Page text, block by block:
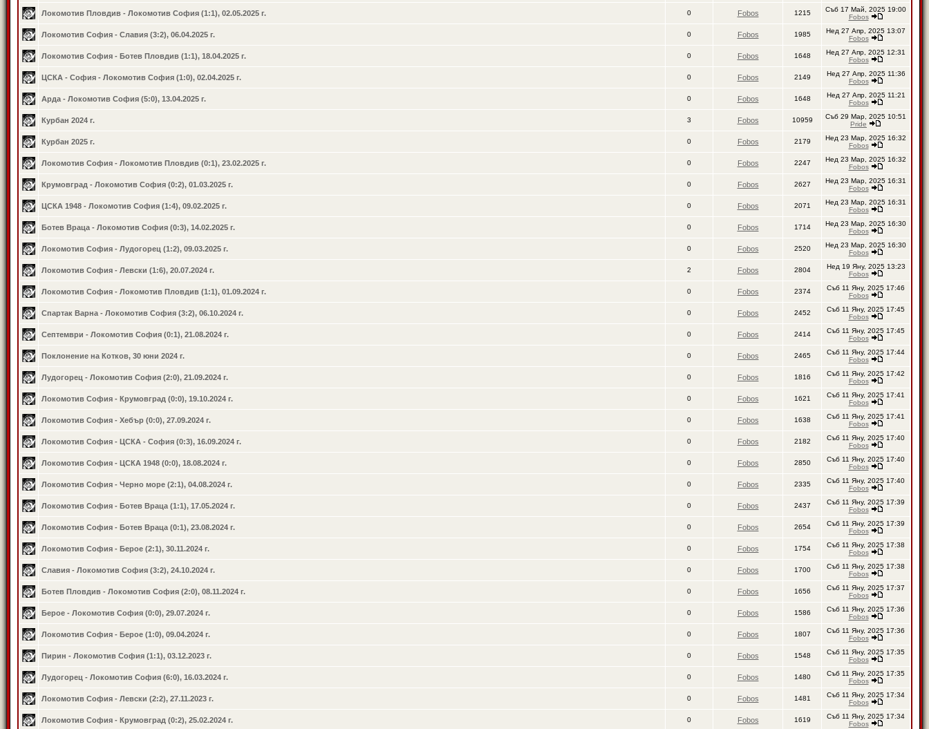
Локомотив Пловдив - Локомотив София (1:1), 02.05.2025 г. 0 Fobos 1215
Съб 17 Май, 2025 19:00
Fobos
Локомотив София - Славия (3:2), 06.04.2025 г. 0 Fobos 1985
Нед 27 Апр, 2025 13:07
Fobos
Локомотив София - Ботев Пловдив (1:1), 18.04.2025 г. 0 Fobos 1648
Нед 27 Апр, 2025 12:31
Fobos
ЦСКА - София - Локомотив София (1:0), 02.04.2025 г. 0 Fobos 2149
Нед 27 Апр, 2025 11:36
Fobos
Арда - Локомотив София (5:0), 13.04.2025 г. 0 Fobos 1648
Нед 27 Апр, 2025 11:21
Fobos
Курбан 2024 г. 3 Fobos 10959
Съб 29 Мар, 2025 10:51
Pride
Курбан 2025 г. 0 Fobos 2179
Нед 23 Мар, 2025 16:32
Fobos
Локомотив София - Локомотив Пловдив (0:1), 23.02.2025 г. 0 Fobos 2247
Нед 23 Мар, 2025 16:32
Fobos
Крумовград - Локомотив София (0:2), 01.03.2025 г. 0 Fobos 2627
Нед 23 Мар, 2025 16:31
Fobos
ЦСКА 1948 - Локомотив София (1:4), 09.02.2025 г. 0 Fobos 2071
Нед 23 Мар, 2025 16:31
Fobos
Ботев Враца - Локомотив София (0:3), 14.02.2025 г. 0 Fobos 1714
Нед 23 Мар, 2025 16:30
Fobos
Локомотив София - Лудогорец (1:2), 09.03.2025 г. 0 Fobos 2520
Нед 23 Мар, 2025 16:30
Fobos
Локомотив София - Левски (1:6), 20.07.2024 г. 2 Fobos 2804
Нед 19 Яну, 2025 13:23
Fobos
Локомотив София - Локомотив Пловдив (1:1), 01.09.2024 г. 0 Fobos 2374
Съб 11 Яну, 2025 17:46
Fobos
Спартак Варна - Локомотив София (3:2), 06.10.2024 г. 0 Fobos 2452
Съб 11 Яну, 2025 17:45
Fobos
Септември - Локомотив София (0:1), 21.08.2024 г. 0 Fobos 2414
Съб 11 Яну, 2025 17:45
Fobos
Поклонение на Котков, 30 юни 2024 г. 0 Fobos 2465
Съб 11 Яну, 2025 17:44
Fobos
Лудогорец - Локомотив София (2:0), 21.09.2024 г. 0 Fobos 1816
Съб 11 Яну, 2025 17:42
Fobos
Локомотив София - Крумовград (0:0), 19.10.2024 г. 0 Fobos 1621
Съб 11 Яну, 2025 17:41
Fobos
Локомотив София - Хебър (0:0), 27.09.2024 г. 0 Fobos 1638
Съб 11 Яну, 2025 17:41
Fobos
Локомотив София - ЦСКА - София (0:3), 16.09.2024 г. 0 Fobos 2182
Съб 11 Яну, 2025 17:40
Fobos
Локомотив София - ЦСКА 1948 (0:0), 18.08.2024 г. 0 Fobos 2850
Съб 11 Яну, 2025 17:40
Fobos
Локомотив София - Черно море (2:1), 04.08.2024 г. 0 Fobos 2335
Съб 11 Яну, 2025 17:40
Fobos
Локомотив София - Ботев Враца (1:1), 17.05.2024 г. 0 Fobos 2437
Съб 11 Яну, 2025 17:39
Fobos
Локомотив София - Ботев Враца (0:1), 23.08.2024 г. 0 Fobos 2654
Съб 11 Яну, 2025 17:39
Fobos
Локомотив София - Берое (2:1), 30.11.2024 г. 0 Fobos 1754
Съб 11 Яну, 2025 17:38
Fobos
Славия - Локомотив София (3:2), 24.10.2024 г. 0 Fobos 1700
Съб 11 Яну, 2025 17:38
Fobos
Ботев Пловдив - Локомотив София (2:0), 08.11.2024 г. 0 Fobos 1656
Съб 11 Яну, 2025 17:37
Fobos
Берое - Локомотив София (0:0), 29.07.2024 г. 0 Fobos 1586
Съб 11 Яну, 2025 17:36
Fobos
Локомотив София - Берое (1:0), 09.04.2024 г. 0 Fobos 1807
Съб 11 Яну, 2025 17:36
Fobos
Пирин - Локомотив София (1:1), 03.12.2023 г. 0 Fobos 1548
Съб 11 Яну, 2025 17:35
Fobos
Лудогорец - Локомотив София (6:0), 16.03.2024 г. 0 Fobos 1480
Съб 11 Яну, 2025 17:35
Fobos
Локомотив София - Левски (2:2), 27.11.2023 г. 0 Fobos 1481
Съб 11 Яну, 2025 17:34
Fobos
Локомотив София - Крумовград (0:2), 25.02.2024 г. 0 Fobos 1619
Съб 11 Яну, 2025 17:34
Fobos